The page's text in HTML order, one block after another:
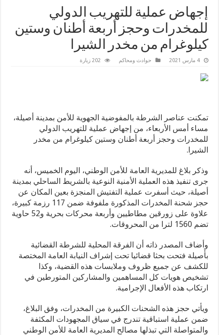
إجهاض عملية للتهريب الدولي
للمخدرات وحجز أربعة أطنان وستين
كيلوغرام من مخدر الشيرا
4 مارس 2021 حوادث ومحاكم 202 زيارة
تمكنت عناصر الشرطة بالمفوضية الجهوية للأمن بمدينة أصيلة،
مساء أمس الأربعاء، من إجهاض عملية للتهريب الدولي
للمخدرات وحجز أربعة أطنان وستين كيلوغرام من مخدر
الشيرا.
وذكر بلاغ للمديرية العامة للأمن الوطني، اليوم الخميس، أنه
جرى تنفيذ هذه العملية الأمنية النوعية بالشريط الساحلي بمدينة
أصيلة، حيث أسفرت عملية التفتيش المنجزة بعين المكان عن
حجز شحنة المخدرات المذكورة ملفوفة ضمن 117 رزمة كبيرة،
علاوة على زورقين مطاطيين وأربعة محركات بحرية و52 حاوية
تضم 1560 لترا من المحروقات.
وأضاف المصدر ذاته أن الفرقة المحلية للشرطة القضائية
بأصيلة فتحت بحثا قضائيا تحت إشراف النيابة العامة المختصة
للكشف عن جميع ظروف وملابسات هذه القضية، وكذا
تشخيص هويات كل المساهمين والمشاركين المتورطين في
ارتكاب هذه الأفعال الإجرامية.
ويأتي حجز هذه الشحنات الكبيرة من المخدرات، وفق البلاغ،
ضمن عملية استباقية تندرج في سياق المجهودات المكثفة
والمتواصلة التي تبذلها مصالح المديرية العامة للأمن الوطني